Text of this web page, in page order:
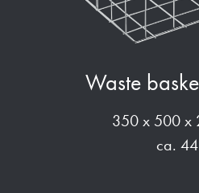
Waste
350 x 500 x
ca.